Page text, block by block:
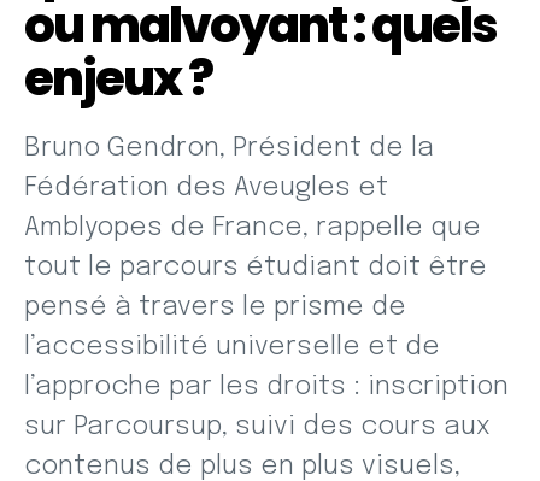
ou malvoyant : quels
enjeux ?
Bruno Gendron, Président de la
Fédération des Aveugles et
Amblyopes de France, rappelle que
tout le parcours étudiant doit être
pensé à travers le prisme de
l’accessibilité universelle et de
l’approche par les droits : inscription
sur Parcoursup, suivi des cours aux
contenus de plus en plus visuels,